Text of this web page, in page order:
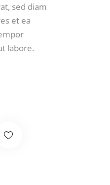
sed diam
et ea
labore.